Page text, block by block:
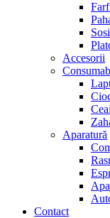
Accesorii
Aparatură
Contact